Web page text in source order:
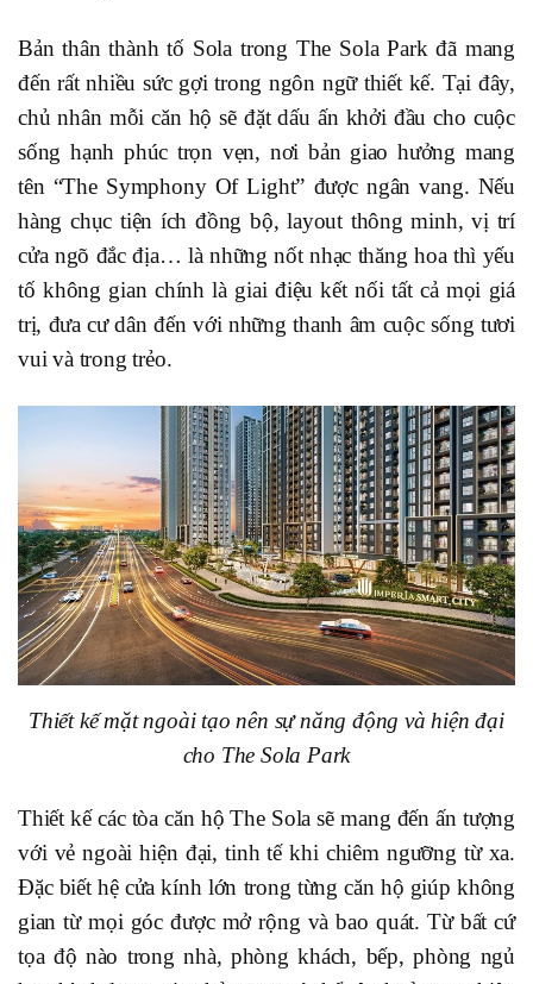
Bản thân thành tố Sola trong The Sola Park đã mang
đến rất nhiều sức gợi trong ngôn ngữ thiết kế. Tại đây,
chủ nhân mỗi căn hộ sẽ đặt dấu ấn khởi đầu cho cuộc
sống hạnh phúc trọn vẹn, nơi bản giao hưởng mang
tên “The Symphony Of Light” được ngân vang. Nếu
hàng chục tiện ích đồng bộ, layout thông minh, vị trí
cửa ngõ đắc địa… là những nốt nhạc thăng hoa thì yếu
tố không gian chính là giai điệu kết nối tất cả mọi giá
trị, đưa cư dân đến với những thanh âm cuộc sống tươi
vui và trong trẻo.
Thiết kế mặt ngoài tạo nên sự năng động và hiện đại
cho The Sola Park
Thiết kế các tòa căn hộ The Sola sẽ mang đến ấn tượng
với vẻ ngoài hiện đại, tinh tế khi chiêm ngưỡng từ xa.
Đặc biết hệ cửa kính lớn trong từng căn hộ giúp không
gian từ mọi góc được mở rộng và bao quát. Từ bất cứ
tọa độ nào trong nhà, phòng khách, bếp, phòng ngủ